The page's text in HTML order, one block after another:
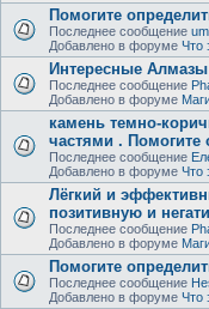
Помогите
Последнее сообщение
Добавлено в форуме Что
Интересные Алмазы
Последнее сообщение
Добавлено в форуме
камень темно-
частями . Помогите
Последнее сообщение
Добавлено в форуме Что
Лёгкий и
позитивную и
Последнее сообщение
Добавлено в форуме
Помогите
Последнее сообщение
Добавлено в форуме Что